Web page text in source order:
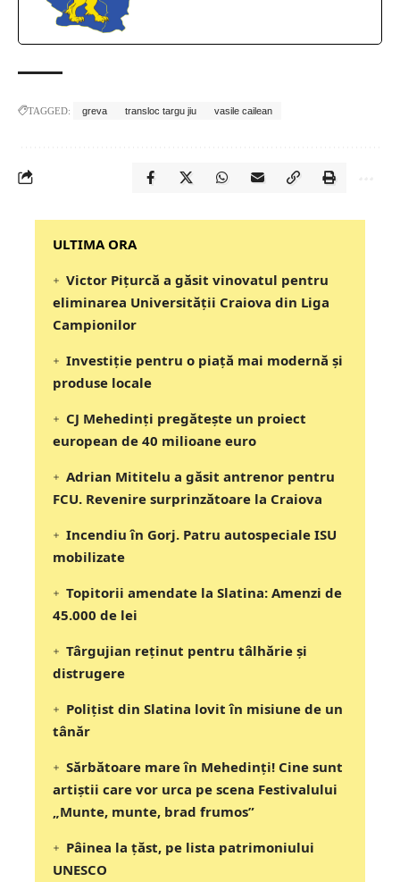
TAGGED: greva transloc targu jiu vasile cailean
‎‎‎‎‎‎‎ULTIMA ORA
Victor Pițurcă a găsit vinovatul pentru
eliminarea Universității Craiova din Liga
Campionilor
Investiție pentru o piață mai modernă și
produse locale
CJ Mehedinți pregătește un proiect
european de 40 milioane euro
Adrian Mititelu a găsit antrenor pentru
FCU. Revenire surprinzătoare la Craiova
Incendiu în Gorj. Patru autospeciale ISU
mobilizate
Topitorii amendate la Slatina: Amenzi de
45.000 de lei
Târgujian reținut pentru tâlhărie și
distrugere
Polițist din Slatina lovit în misiune de un
tânăr
Sărbătoare mare în Mehedinți! Cine sunt
artiștii care vor urca pe scena Festivalului
„Munte, munte, brad frumos”
Pâinea la țăst, pe lista patrimoniului
UNESCO